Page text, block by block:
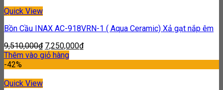
Quick View
Bồn Cầu INAX AC-918VRN-1 ( Aqua Ceramic) Xả gạt nắp êm
9,510,000₫ 7,250,000₫
Thêm vào giỏ hàng
-42%
Quick View